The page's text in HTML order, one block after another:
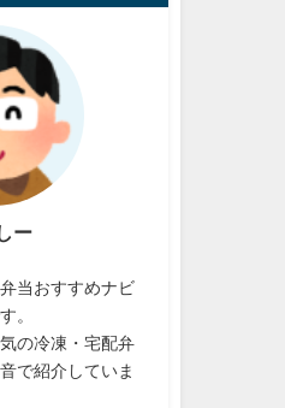
ー
当おすすめナビ
。
の冷凍・宅配弁
で紹介していま